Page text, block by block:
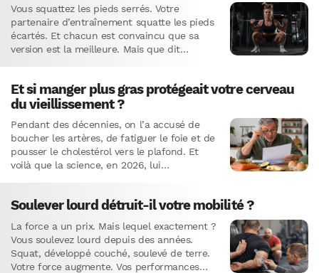
Vous squattez les pieds serrés. Votre
partenaire d’entraînement squatte les pieds
écartés. Et chacun est convaincu que sa
version est la meilleure. Mais que dit
Et si manger plus gras protégeait votre cerveau
du vieillissement ?
Pendant des décennies, on l’a accusé de
boucher les artères, de fatiguer le foie et de
pousser le cholestérol vers le plafond. Et
voilà que la science, en 2026, lui…
Soulever lourd détruit-il votre mobilité ?
La force a un prix. Mais lequel exactement ?
Vous soulevez lourd depuis des années.
Squat, développé couché, soulevé de terre.
Votre force augmente. Vos performances